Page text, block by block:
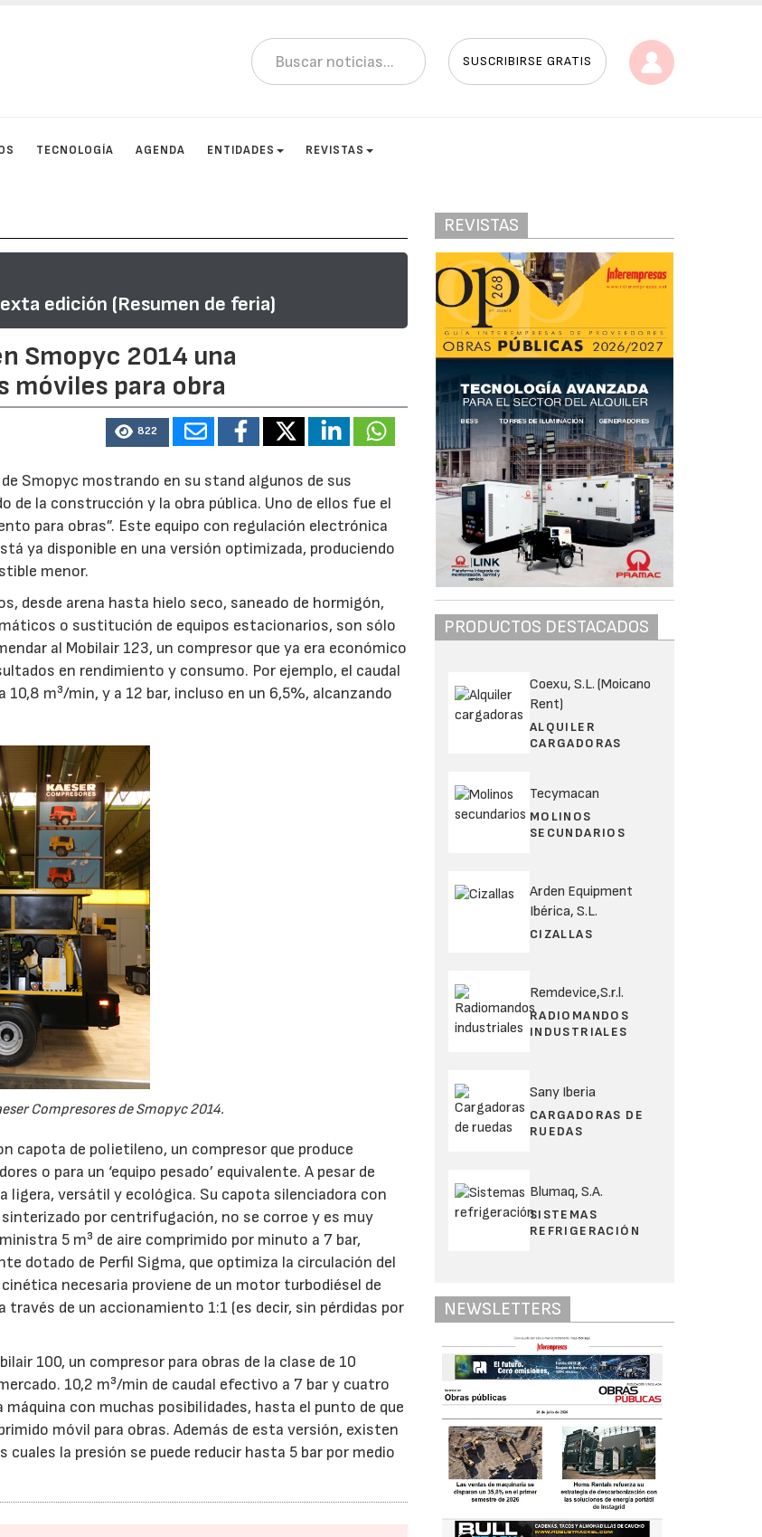
SUSCRIBIRSE GRATIS
TECNOLOGÍA AGENDA ENTIDADES REVISTAS
edición (Resumen de feria)
Smopyc 2014 una
móviles para obra
822
Smopyc mostrando en su stand algunos de sus
de la construcción y la obra pública. Uno de ellos fue el
para obras”. Este equipo con regulación electrónica
ya disponible en una versión optimizada, produciendo
menor.
desde arena hasta hielo seco, saneado de hormigón,
o sustitución de equipos estacionarios, son sólo
al Mobilair 123, un compresor que ya era económico
en rendimiento y consumo. Por ejemplo, el caudal
m³/min, y a 12 bar, incluso en un 6,5%, alcanzando
Compresores de Smopyc 2014.
capota de polietileno, un compresor que produce
o para un ‘equipo pesado’ equivalente. A pesar de
ligera, versátil y ecológica. Su capota silenciadora con
por centrifugación, no se corroe y es muy
5 m³ de aire comprimido por minuto a 7 bar,
dotado de Perfil Sigma, que optimiza la circulación del
necesaria proviene de un motor turbodiésel de
de un accionamiento 1:1 (es decir, sin pérdidas por
100, un compresor para obras de la clase de 10
10,2 m³/min de caudal efectivo a 7 bar y cuatro
con muchas posibilidades, hasta el punto de que
móvil para obras. Además de esta versión, existen
la presión se puede reducir hasta 5 bar por medio
REVISTAS
PRODUCTOS DESTACADOS
Coexu, S.L. (Moicano
Rent)
ALQUILER
CARGADORAS
Tecymacan
MOLINOS
SECUNDARIOS
Arden Equipment
Ibérica, S.L.
CIZALLAS
Remdevice,S.r.l.
RADIOMANDOS
INDUSTRIALES
Sany Iberia
CARGADORAS DE
RUEDAS
Blumaq, S.A.
SISTEMAS
REFRIGERACIÓN
NEWSLETTERS